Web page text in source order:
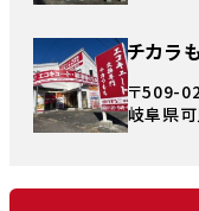
チカラ
〒509-
岐阜県